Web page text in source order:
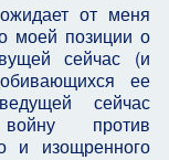
от меня
моей позиции о
сейчас (и
ее
сейчас
войну против
и изощренного